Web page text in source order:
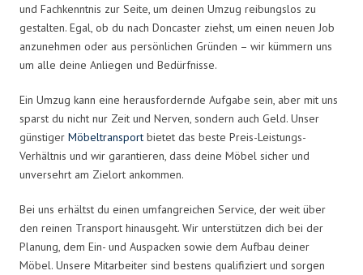
und Fachkenntnis zur Seite, um deinen Umzug reibungslos zu
gestalten. Egal, ob du nach Doncaster ziehst, um einen neuen Job
anzunehmen oder aus persönlichen Gründen – wir kümmern uns
um alle deine Anliegen und Bedürfnisse.
Ein Umzug kann eine herausfordernde Aufgabe sein, aber mit uns
sparst du nicht nur Zeit und Nerven, sondern auch Geld. Unser
günstiger Möbeltransport bietet das beste Preis-Leistungs-
Verhältnis und wir garantieren, dass deine Möbel sicher und
unversehrt am Zielort ankommen.
Bei uns erhältst du einen umfangreichen Service, der weit über
den reinen Transport hinausgeht. Wir unterstützen dich bei der
Planung, dem Ein- und Auspacken sowie dem Aufbau deiner
Möbel. Unsere Mitarbeiter sind bestens qualifiziert und sorgen